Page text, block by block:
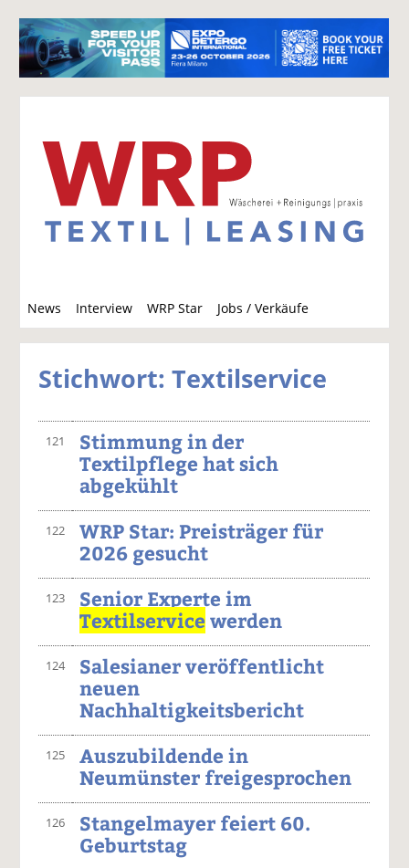
News Interview WRP Star Jobs / Verkäufe
u
c
Stichwort: Textilservice
121
Stimmung in der
Textilpflege hat sich
abgekühlt
122
WRP Star: Preisträger für
2026 gesucht
123
Senior Experte im
Textilservice werden
124
Salesianer veröffentlicht
neuen
Nachhaltigkeitsbericht
125
Auszubildende in
Neumünster freigesprochen
126
Stangelmayer feiert 60.
Geburtstag